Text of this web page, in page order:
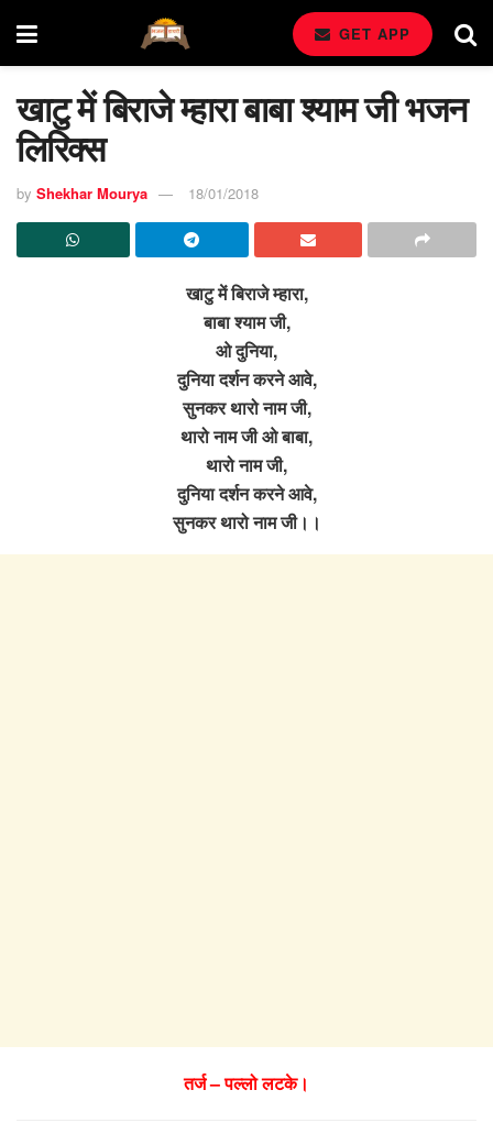
GET APP
खाटु में बिराजे म्हारा बाबा श्याम जी भजन
लिरिक्स
by Shekhar Mourya 18/01/2018
खाटु में बिराजे म्हारा,
बाबा श्याम जी,
ओ दुनिया,
दुनिया दर्शन करने आवे,
सुनकर थारो नाम जी,
थारो नाम जी ओ बाबा,
थारो नाम जी,
दुनिया दर्शन करने आवे,
सुनकर थारो नाम जी।।
तर्ज – पल्लो लटके।